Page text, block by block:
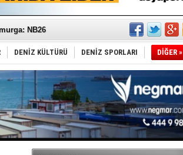
NB26
yapıyor
riskiyle çürüyor
DENİZ KÜLTÜRÜ DENİZ SPORLARI DİĞER »